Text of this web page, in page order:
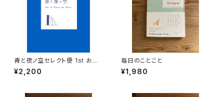
青と夜ノ空セレクト便 1st おた
めし
¥2,200
毎日のことこと
¥1,980